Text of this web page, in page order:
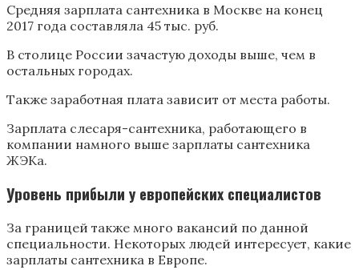
Средняя зарплата сантехника в Москве на конец
2017 года составляла 45 тыс. руб.
В столице России зачастую доходы выше, чем в
остальных городах.
Также заработная плата зависит от места работы.
Зарплата слесаря-сантехника, работающего в
компании намного выше зарплаты сантехника
ЖЭКа.
Уровень прибыли у европейских специалистов
За границей также много вакансий по данной
специальности. Некоторых людей интересует, какие
зарплаты сантехника в Европе.